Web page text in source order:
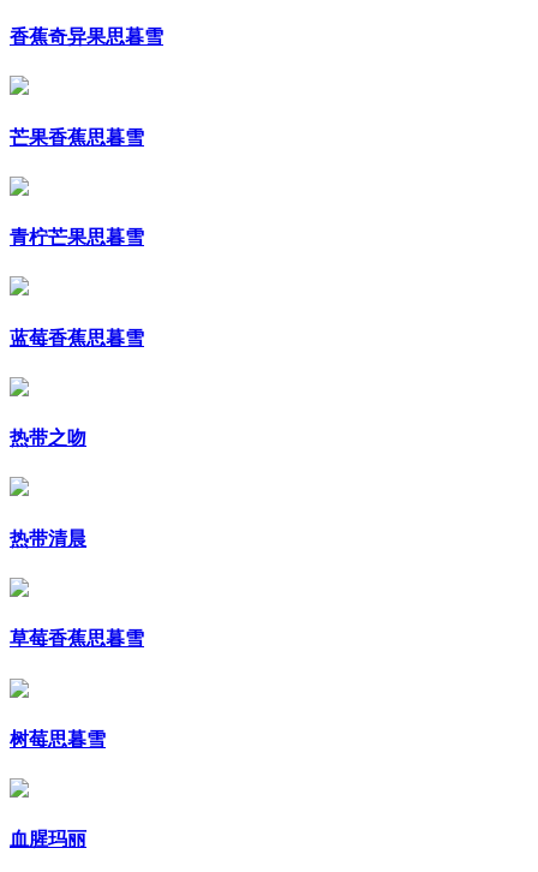
香蕉奇异果思暮雪
芒果香蕉思暮雪
青柠芒果思暮雪
蓝莓香蕉思暮雪
热带之吻
热带清晨
草莓香蕉思暮雪
树莓思暮雪
血腥玛丽